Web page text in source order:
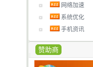
网络加速
系统优化
手机资讯
赞助商